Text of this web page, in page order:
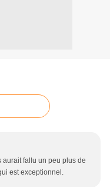
fallu un peu plus de
est exceptionnel.